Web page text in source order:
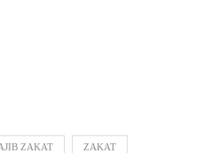
ZAKAT ZAKAT